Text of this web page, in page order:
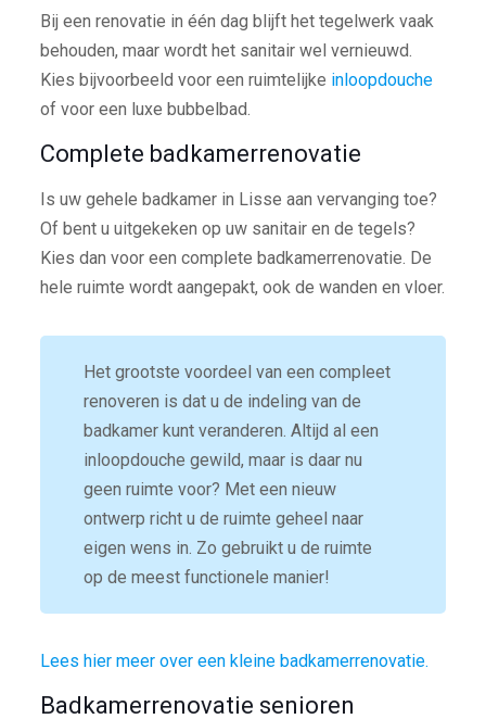
Bij een renovatie in één dag blijft het tegelwerk vaak
behouden, maar wordt het sanitair wel vernieuwd.
Kies bijvoorbeeld voor een ruimtelijke inloopdouche
of voor een luxe bubbelbad.
Complete badkamerrenovatie
Is uw gehele badkamer in Lisse aan vervanging toe?
Of bent u uitgekeken op uw sanitair en de tegels?
Kies dan voor een complete badkamerrenovatie. De
hele ruimte wordt aangepakt, ook de wanden en vloer.
Het grootste voordeel van een compleet
renoveren is dat u de indeling van de
badkamer kunt veranderen. Altijd al een
inloopdouche gewild, maar is daar nu
geen ruimte voor? Met een nieuw
ontwerp richt u de ruimte geheel naar
eigen wens in. Zo gebruikt u de ruimte
op de meest functionele manier!
Lees hier meer over een kleine badkamerrenovatie.
Badkamerrenovatie senioren